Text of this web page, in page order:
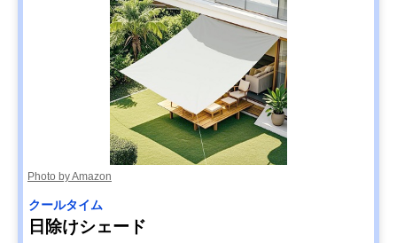
Photo by Amazon
クールタイム
日除けシェード